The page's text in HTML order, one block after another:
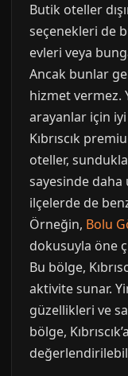
Butik oteller
seçenekleri de
evleri veya
Ancak bunlar
hizmet vermez.
arayanlar için
Kıbrıscık
oteller,
sayesinde daha
ilçelerde de
Örneğin, Bolu
dokusuyla öne
Bu bölge,
aktivite sunar.
güzellikleri ve
bölge,